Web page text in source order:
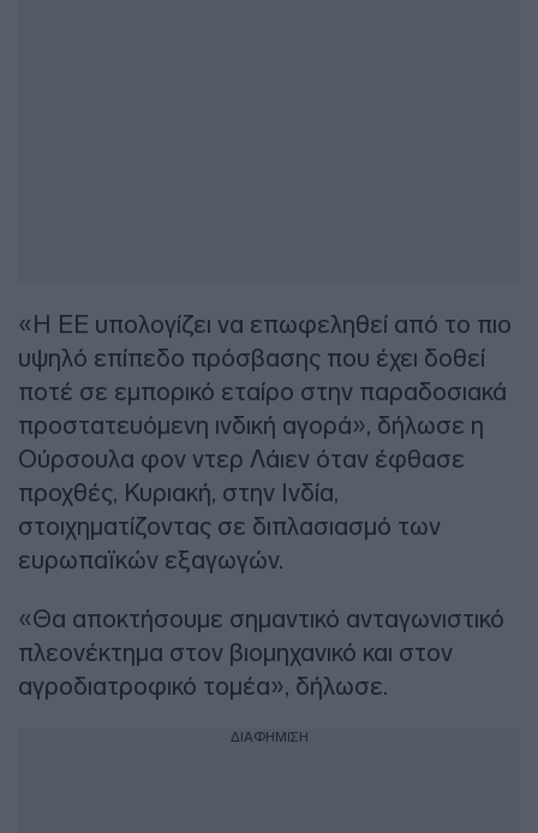
«Η ΕΕ υπολογίζει να επωφεληθεί από το πιο
υψηλό επίπεδο πρόσβασης που έχει δοθεί
ποτέ σε εμπορικό εταίρο στην παραδοσιακά
προστατευόμενη ινδική αγορά», δήλωσε η
Ούρσουλα φον ντερ Λάιεν όταν έφθασε
προχθές, Κυριακή, στην Ινδία,
στοιχηματίζοντας σε διπλασιασμό των
ευρωπαϊκών εξαγωγών.
«Θα αποκτήσουμε σημαντικό ανταγωνιστικό
πλεονέκτημα στον βιομηχανικό και στον
αγροδιατροφικό τομέα», δήλωσε.
ΔΙΑΦΗΜΙΣΗ